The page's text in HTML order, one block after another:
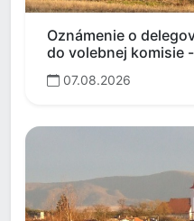
Oznámenie o
do volebnej komisie
07.08.2026